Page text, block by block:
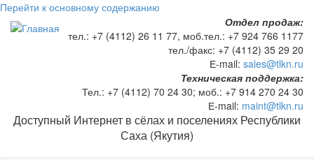
Перейти к основному содержанию
Отдел продаж:
тел.: +7 (4112) 26 11 77, моб.тел.: +7 924 766 1177
тел./факс: +7 (4112) 35 29 20
Е-mail: sales@tlkn.ru
Техническая поддержка:
Тел.: +7 (4112) 70 24 30; моб.: +7 914 270 24 30
Е-mail: maint@tlkn.ru
Доступный Интернет в сёлах и поселениях Республики
Саха (Якутия)